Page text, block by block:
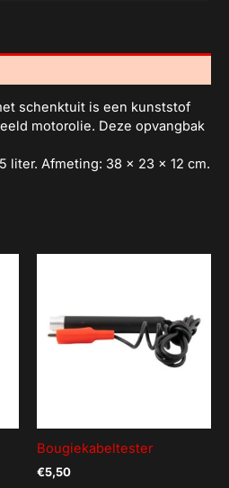
schenktuit is een kunststof
motorolie. Deze opvangbak
liter. Afmeting: 38 x 23 x 12 cm.
Bougiekabeltester
€5,50